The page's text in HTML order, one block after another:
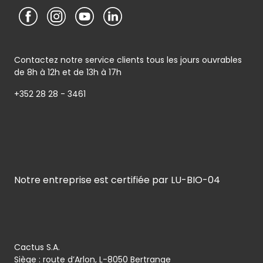
Contactez notre service clients tous les jours ouvrables
de 8h à 12h et de 13h à 17h
+352 28 28 - 3461
Cactus S.A.
Siège : route d’Arlon, L-8050 Bertrange
Notre entreprise est certifiée par LU-BIO-04